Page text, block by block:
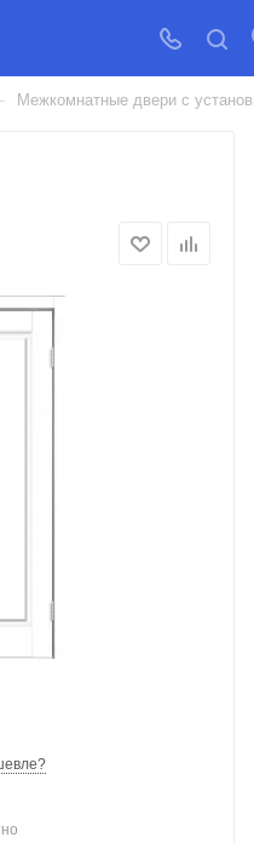
VILLA 4P
Межкомнатные двери с